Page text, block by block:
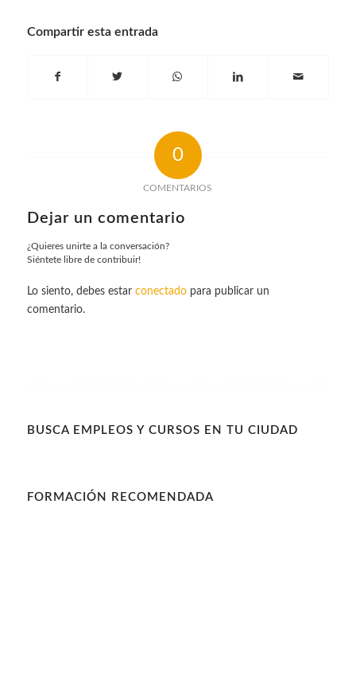
Compartir esta entrada
0
COMENTARIOS
Dejar un comentario
¿Quieres unirte a la conversación?
Siéntete libre de contribuir!
Lo siento, debes estar conectadopara publicar un
comentario.
BUSCA EMPLEOS Y CURSOS EN TU CIUDAD
FORMACIÓN RECOMENDADA